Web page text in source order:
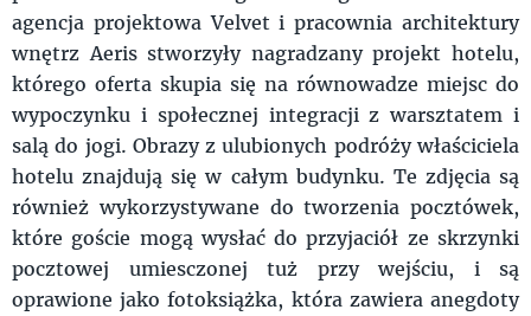
agencja projektowa Velvet i pracownia architektury
wnętrz Aeris stworzyły nagradzany projekt hotelu,
którego oferta skupia się na równowadze miejsc do
wypoczynku i społecznej integracji z warsztatem i
salą do jogi. Obrazy z ulubionych podróży właściciela
hotelu znajdują się w całym budynku. Te zdjęcia są
również wykorzystywane do tworzenia pocztówek,
które goście mogą wysłać do przyjaciół ze skrzynki
pocztowej umiesczonej tuż przy wejściu, i są
oprawione jako fotoksiążka, która zawiera anegdoty